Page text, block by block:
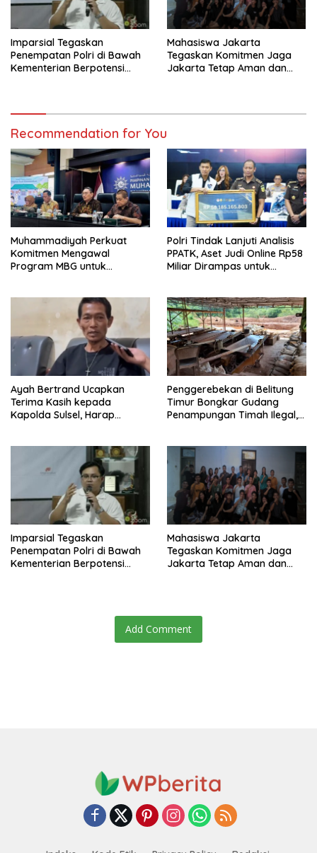
Imparsial Tegaskan
Penempatan Polri di Bawah
Kementerian Berpotensi
Mahasiswa Jakarta
Tegaskan Komitmen Jaga
Jakarta Tetap Aman dan
Recommendation for You
Muhammadiyah Perkuat
Komitmen Mengawal
Program MBG untuk
Polri Tindak Lanjuti Analisis
PPATK, Aset Judi Online Rp58
Miliar Dirampas untuk
Ayah Bertrand Ucapkan
Terima Kasih kepada
Kapolda Sulsel, Harap
Penggerebekan di Belitung
Timur Bongkar Gudang
Penampungan Timah Ilegal,
Imparsial Tegaskan
Penempatan Polri di Bawah
Kementerian Berpotensi
Mahasiswa Jakarta
Tegaskan Komitmen Jaga
Jakarta Tetap Aman dan
Add Comment